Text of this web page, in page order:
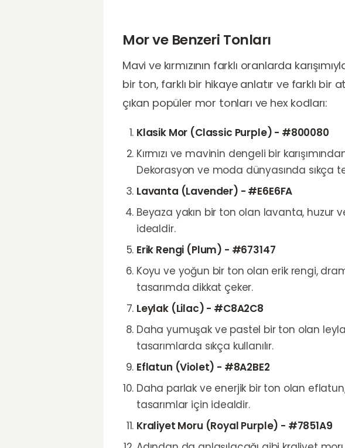
Mor ve Benzeri Tonları
Mavi ve kırmızının farklı oranlarda
bir ton, farklı bir hikaye anlatır ve farklı bir
çıkan popüler mor tonları ve hex kodları:
Klasik Mor (Classic Purple) - #800080
Kırmızı ve mavinin dengeli bir
Dekorasyon ve moda dünyasında sıkça
Lavanta (Lavender) - #E6E6FA
Beyaza yakın bir ton olan lavanta, huzur
idealdir.
Erik Rengi (Plum) - #673147
Koyu ve yoğun bir ton olan erik rengi,
tasarımda dikkat çeker.
Leylak (Lilac) - #C8A2C8
Daha yumuşak ve pastel bir ton olan
tasarımlarda sıkça kullanılır.
Eflatun (Violet) - #8A2BE2
Daha parlak ve enerjik bir ton olan
tasarımlar için idealdir.
Kraliyet Moru (Royal Purple) - #7851A9